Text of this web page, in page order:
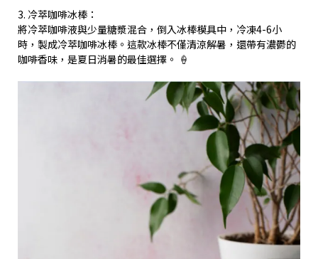
3. 冷萃咖啡冰棒：
將冷萃咖啡液與少量糖漿混合，倒入冰棒模具中，冷凍4-6小
時，製成冷萃咖啡冰棒。這款冰棒不僅清涼解暑，還帶有濃鬱的
咖啡香味，是夏日消暑的最佳選擇。 🍦